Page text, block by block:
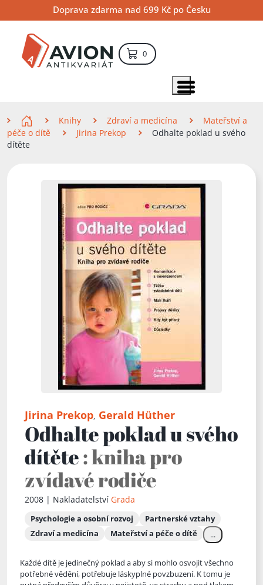
na
obsah
na
navigaci
na
vyhledávání
Doprava zdarma nad 699 Kč po Česku
0položek – košík
Zobrazit položky menu
Knihy Zdraví a medicína
Mateřství a
péče o dítě
Jirina Prekop
Odhalte poklad u svého
dítěte
Jirina Prekop, Gerald Hüther
Odhalte poklad u svého
dítěte: kniha pro
zvídavé rodiče
2008 | Nakladatelství Grada
Psychologie a osobní rozvoj
Partnerské vztahy
Zdraví a medicína
Mateřství a péče o dítě ...
Každé dítě je jedinečný poklad a aby si mohlo osvojit všechno
potřebné vědění, potřebuje láskyplné povzbuzení. K tomu je